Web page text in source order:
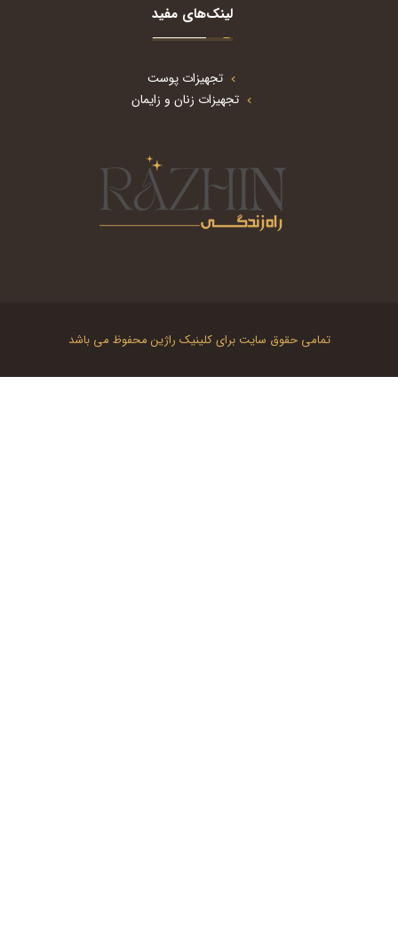
لینک‌های مفید
تجهیزات پوست
تجهیزات زنان و زایمان
تمامی حقوق سایت برای کلینیک راژین محفوظ می باشد